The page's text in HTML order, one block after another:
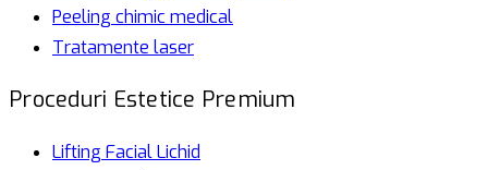
Peeling chimic medical
Tratamente laser
Proceduri Estetice Premium
Lifting Facial Lichid